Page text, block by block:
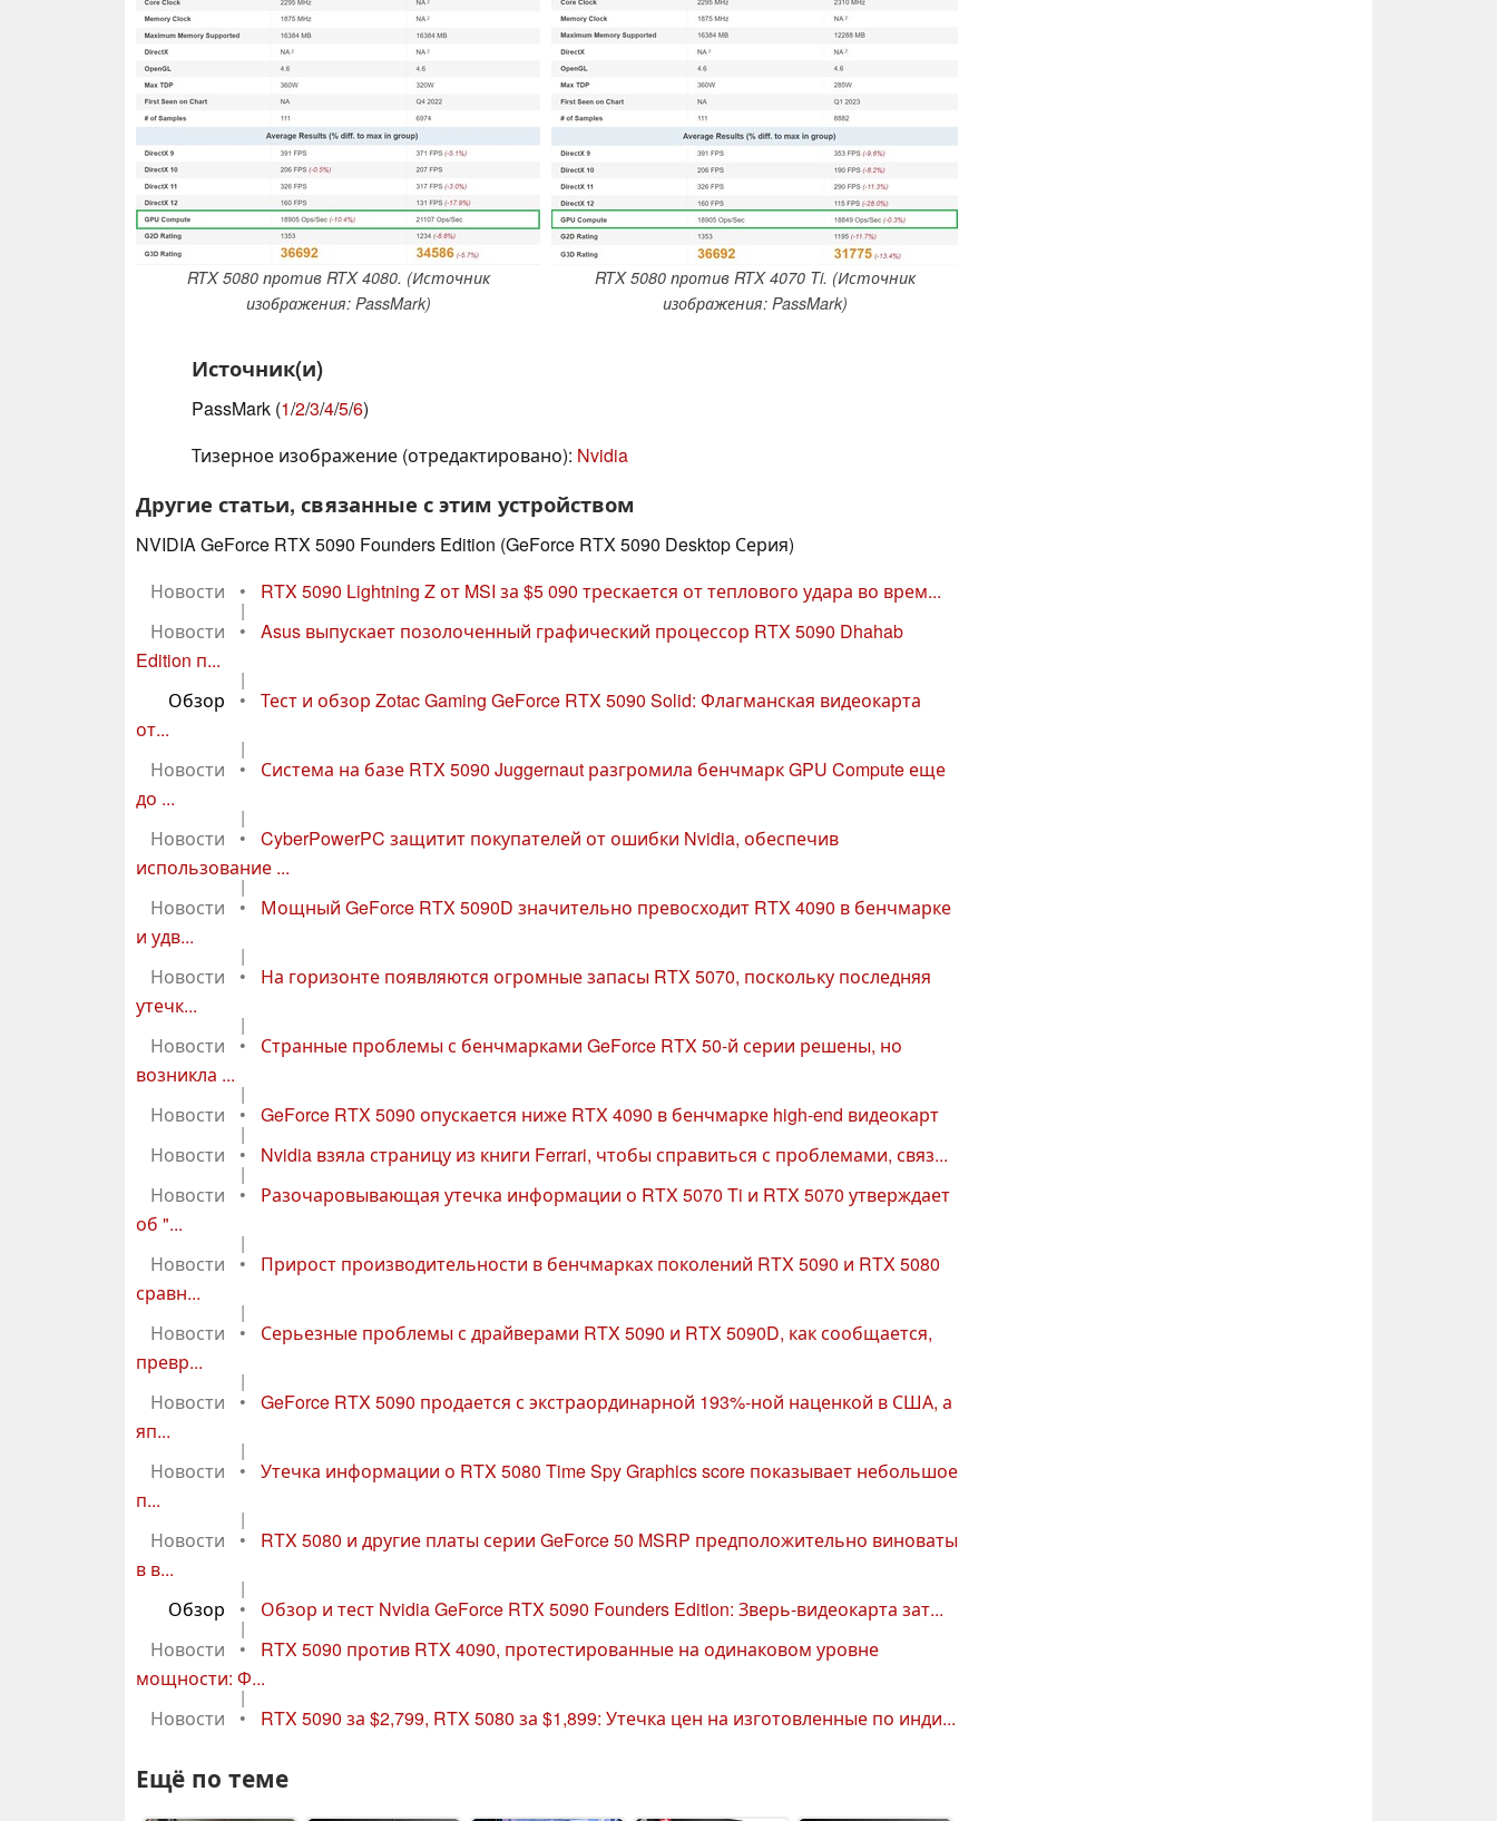
RTX 5080 против RTX 4080. (Источник
изображения: PassMark)
RTX 5080 против RTX 4070 Ti. (Источник
изображения: PassMark)
Источник(и)
PassMark (1/2/3/4/5/6)
Тизерное изображение (отредактировано): Nvidia
Другие статьи, связанные с этим устройством
NVIDIA GeForce RTX 5090 Founders Edition (GeForce RTX 5090 Desktop Серия)
Новости
• RTX 5090 Lightning Z от MSI за $5 090 трескается от теплового удара во врем...
|
Новости
•
Asus выпускает позолоченный графический процессор RTX 5090 Dhahab
Edition п...
|
Обзор
•
Тест и обзор Zotac Gaming GeForce RTX 5090 Solid: Флагманская видеокарта
от...
|
Новости
•
Система на базе RTX 5090 Juggernaut разгромила бенчмарк GPU Compute еще
до ...
|
Новости
•
CyberPowerPC защитит покупателей от ошибки Nvidia, обеспечив
использование ...
|
Новости
•
Мощный GeForce RTX 5090D значительно превосходит RTX 4090 в бенчмарке
и удв...
|
Новости
•
На горизонте появляются огромные запасы RTX 5070, поскольку последняя
утечк...
|
Новости
•
Странные проблемы с бенчмарками GeForce RTX 50-й серии решены, но
возникла ...
|
Новости
• GeForce RTX 5090 опускается ниже RTX 4090 в бенчмарке high-end видеокарт
|
Новости
• Nvidia взяла страницу из книги Ferrari, чтобы справиться с проблемами, связ...
|
Новости
•
Разочаровывающая утечка информации о RTX 5070 Ti и RTX 5070 утверждает
об "...
|
Новости
•
Прирост производительности в бенчмарках поколений RTX 5090 и RTX 5080
сравн...
|
Новости
•
Серьезные проблемы с драйверами RTX 5090 и RTX 5090D, как сообщается,
превр...
|
Новости
•
GeForce RTX 5090 продается с экстраординарной 193%-ной наценкой в США, а
яп...
|
Новости
•
Утечка информации о RTX 5080 Time Spy Graphics score показывает небольшое
п...
|
Новости
•
RTX 5080 и другие платы серии GeForce 50 MSRP предположительно виноваты
в в...
|
Обзор
• Обзор и тест Nvidia GeForce RTX 5090 Founders Edition: Зверь-видеокарта зат...
|
Новости
•
RTX 5090 против RTX 4090, протестированные на одинаковом уровне
мощности: Ф...
|
Новости
• RTX 5090 за $2,799, RTX 5080 за $1,899: Утечка цен на изготовленные по инди...
Ещё по теме